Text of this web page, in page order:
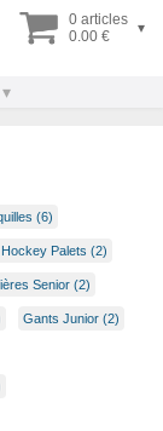
0 articles
0.00 €
▾
(6)
Palets (2)
Senior (2)
Gants Junior (2)